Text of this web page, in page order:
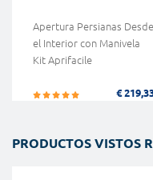
Apertura Persianas Desde
el Interior con Manivela
Kit Aprifacile
€
PRODUCTOS VISTOS